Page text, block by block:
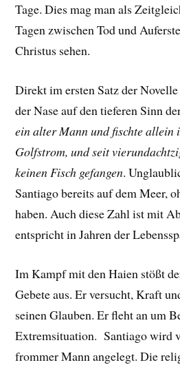
Tage. Dies mag man als
Tagen zwischen Tod und
Christus sehen.
Direkt im ersten Satz der
der Nase auf den tieferen Sinn
ein alter Mann und fischte allein
Golfstrom, und seit
keinen Fisch gefangen.
Santiago bereits auf dem Meer,
haben. Auch diese Zahl ist mit
entspricht in Jahren der
Im Kampf mit den Haien stößt
Gebete aus. Er versucht, Kraft
seinen Glauben. Er fleht an um
Extremsituation. Santiago wird
frommer Mann angelegt. Die